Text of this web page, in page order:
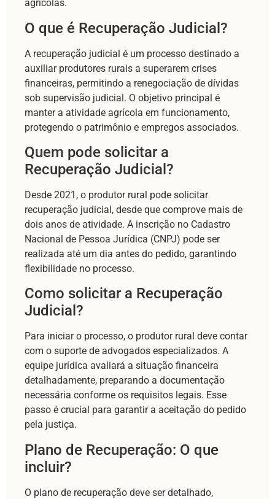
agrícolas.
O que é Recuperação Judicial?
A recuperação judicial é um processo destinado a
auxiliar produtores rurais a superarem crises
financeiras, permitindo a renegociação de dívidas
sob supervisão judicial. O objetivo principal é
manter a atividade agrícola em funcionamento,
protegendo o patrimônio e empregos associados.
Quem pode solicitar a
Recuperação Judicial?
Desde 2021, o produtor rural pode solicitar
recuperação judicial, desde que comprove mais de
dois anos de atividade. A inscrição no Cadastro
Nacional de Pessoa Jurídica (CNPJ) pode ser
realizada até um dia antes do pedido, garantindo
flexibilidade no processo.
Como solicitar a Recuperação
Judicial?
Para iniciar o processo, o produtor rural deve contar
com o suporte de advogados especializados. A
equipe jurídica avaliará a situação financeira
detalhadamente, preparando a documentação
necessária conforme os requisitos legais. Esse
passo é crucial para garantir a aceitação do pedido
pela justiça.
Plano de Recuperação: O que
incluir?
O plano de recuperação deve ser detalhado,